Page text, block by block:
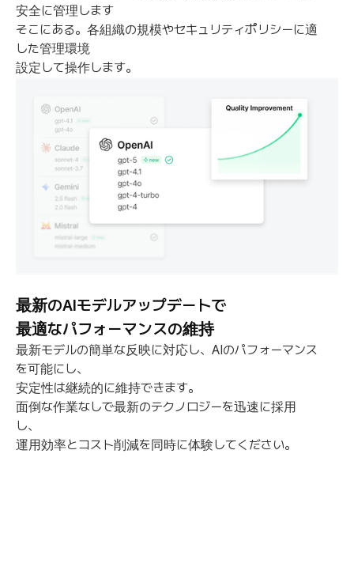
安全に管理します
そこにある。各組織の規模やセキュリティポリシーに適
した管理環境
設定して操作します。
最新のAIモデルアップデートで
最適なパフォーマンスの維持
最新モデルの簡単な反映に対応し、AIのパフォーマンス
を可能にし、
安定性は継続的に維持できます。
面倒な作業なしで最新のテクノロジーを迅速に採用
し、
運用効率とコスト削減を同時に体験してください。